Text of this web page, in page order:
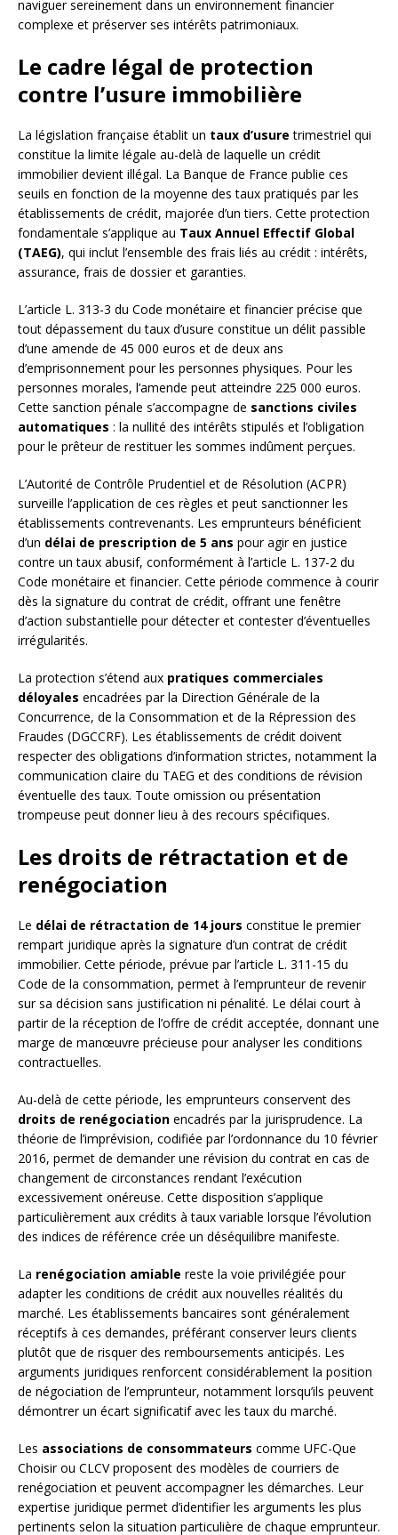
naviguer sereinement dans un environnement financier
complexe et préserver ses intérêts patrimoniaux.
Le cadre légal de protection
contre l’usure immobilière
La législation française établit un taux d’usure trimestriel qui
constitue la limite légale au-delà de laquelle un crédit
immobilier devient illégal. La Banque de France publie ces
seuils en fonction de la moyenne des taux pratiqués par les
établissements de crédit, majorée d’un tiers. Cette protection
fondamentale s’applique au Taux Annuel Effectif Global
(TAEG), qui inclut l’ensemble des frais liés au crédit : intérêts,
assurance, frais de dossier et garanties.
L’article L. 313-3 du Code monétaire et financier précise que
tout dépassement du taux d’usure constitue un délit passible
d’une amende de 45 000 euros et de deux ans
d’emprisonnement pour les personnes physiques. Pour les
personnes morales, l’amende peut atteindre 225 000 euros.
Cette sanction pénale s’accompagne de sanctions civiles
automatiques : la nullité des intérêts stipulés et l’obligation
pour le prêteur de restituer les sommes indûment perçues.
L’Autorité de Contrôle Prudentiel et de Résolution (ACPR)
surveille l’application de ces règles et peut sanctionner les
établissements contrevenants. Les emprunteurs bénéficient
d’un délai de prescription de 5 ans pour agir en justice
contre un taux abusif, conformément à l’article L. 137-2 du
Code monétaire et financier. Cette période commence à courir
dès la signature du contrat de crédit, offrant une fenêtre
d’action substantielle pour détecter et contester d’éventuelles
irrégularités.
La protection s’étend aux pratiques commerciales
déloyales encadrées par la Direction Générale de la
Concurrence, de la Consommation et de la Répression des
Fraudes (DGCCRF). Les établissements de crédit doivent
respecter des obligations d’information strictes, notamment la
communication claire du TAEG et des conditions de révision
éventuelle des taux. Toute omission ou présentation
trompeuse peut donner lieu à des recours spécifiques.
Les droits de rétractation et de
renégociation
Le délai de rétractation de 14 jours constitue le premier
rempart juridique après la signature d’un contrat de crédit
immobilier. Cette période, prévue par l’article L. 311-15 du
Code de la consommation, permet à l’emprunteur de revenir
sur sa décision sans justification ni pénalité. Le délai court à
partir de la réception de l’offre de crédit acceptée, donnant une
marge de manœuvre précieuse pour analyser les conditions
contractuelles.
Au-delà de cette période, les emprunteurs conservent des
droits de renégociation encadrés par la jurisprudence. La
théorie de l’imprévision, codifiée par l’ordonnance du 10 février
2016, permet de demander une révision du contrat en cas de
changement de circonstances rendant l’exécution
excessivement onéreuse. Cette disposition s’applique
particulièrement aux crédits à taux variable lorsque l’évolution
des indices de référence crée un déséquilibre manifeste.
La renégociation amiable reste la voie privilégiée pour
adapter les conditions de crédit aux nouvelles réalités du
marché. Les établissements bancaires sont généralement
réceptifs à ces demandes, préférant conserver leurs clients
plutôt que de risquer des remboursements anticipés. Les
arguments juridiques renforcent considérablement la position
de négociation de l’emprunteur, notamment lorsqu’ils peuvent
démontrer un écart significatif avec les taux du marché.
Les associations de consommateurs comme UFC-Que
Choisir ou CLCV proposent des modèles de courriers de
renégociation et peuvent accompagner les démarches. Leur
expertise juridique permet d’identifier les arguments les plus
pertinents selon la situation particulière de chaque emprunteur.